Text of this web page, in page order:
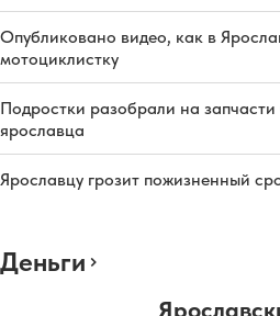
Опубликовано видео, как в
мотоциклистку
Подростки разобрали на
ярославца
Ярославцу грозит пожизненный
Деньги